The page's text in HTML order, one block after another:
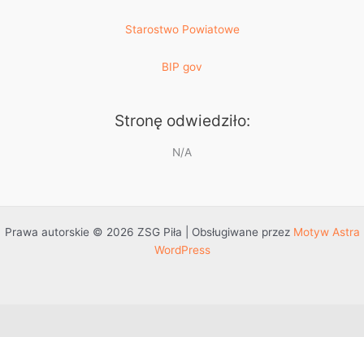
Starostwo Powiatowe
BIP gov
Stronę odwiedziło:
N/A
Prawa autorskie © 2026 ZSG Piła | Obsługiwane przez Motyw Astra
WordPress